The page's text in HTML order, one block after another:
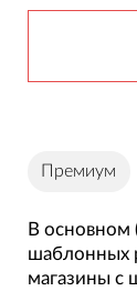
Премиум
В основном
шаблонных
магазины с